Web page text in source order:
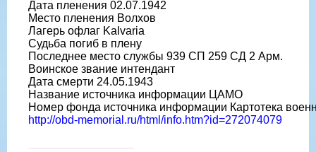
Дата пленения 02.07.1942
Место пленения Волхов
Лагерь офлаг Kalvaria
Судьба погиб в плену
Последнее место службы 939 СП 259 СД 2 Арм.
Воинское звание интендант
Дата смерти 24.05.1943
Название источника информации ЦАМО
Номер фонда источника информации Картотека
http://obd-memorial.ru/html/info.htm?id=272074079